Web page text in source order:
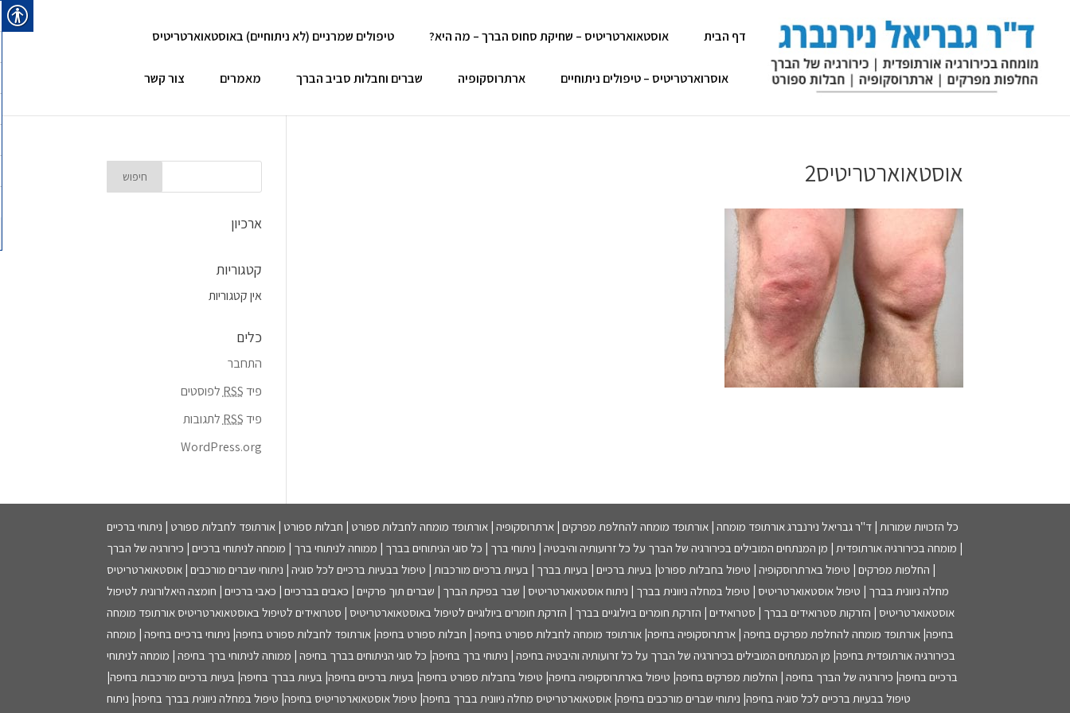
דף הבית אוסטאוארטריטיס – שחיקת סחוס הברך – מה היא? טיפולים שמרניים (לא ניתוחיים) באוסטאוארטריטיס
אוסרוארטריטיס – טיפולים ניתוחיים ארתרוסקופיה שברים וחבלות סביב הברך מאמרים צור קשר
אוסטאוארטריטיס2
ארכיון
קטגוריות
אין קטגוריות
כלים
התחבר
פידRSS לפוסטים
פידRSS לתגובות
WordPress.org
כל הזכויות שמורות | ד"ר גבריאל נירנברג אורתופד מומחה | אורתופד מומחה להחלפת מפרקים | ארתרוסקופיה | אורתופד מומחה לחבלות ספורט | חבלות ספורט | אורתופד לחבלות ספורט | ניתוחי ברכיים
| מומחה בכירורגיה אורתופדית | מן המנתחים המובילים בכירורגיה של הברך על כל זרועותיה והיבטיה | ניתוחי ברך | כל סוגי הניתוחים בברך | ממוחה לניתוחי ברך | מומחה לניתוחי ברכיים | כירורגיה של הברך
| החלפות מפרקים | טיפול בארתרוסקופיה | טיפול בחבלות ספורט| בעיות ברכיים | בעיות בברך | בעיות ברכיים מורכבות | טיפול בבעיות ברכיים לכל סוגיה | ניתוחי שברים מורכבים | אוסטאוארטריטיס
מחלה ניוונית בברך | טיפול אוסטאוארטריטיס | טיפול במחלה ניוונית בברך | ניתוח אוסטאוארטריטיס | שבר בפיקת הברך | שברים תוך פרקיים | כאבים בברכיים | כאבי ברכיים | חומצה היאלורונית לטיפול
אוסטאוארטריטיס | הזרקות סטרואידים בברך | סטרואידים | הזרקת חומרים ביולוגיים בברך | הזרקת חומרים ביולוגיים לטיפול באוסטאוארטריטיס | סטרואידים לטיפול באוסטאוארטריטיס אורתופד מומחה
בחיפה| אורתופד מומחה להחלפת מפרקים בחיפה | ארתרוסקופיה בחיפה| אורתופד מומחה לחבלות ספורט בחיפה | חבלות ספורט בחיפה| אורתופד לחבלות ספורט בחיפה| ניתוחי ברכיים בחיפה | מומחה
בכירורגיה אורתופדית בחיפה| מן המנתחים המובילים בכירורגיה של הברך על כל זרועותיה והיבטיה בחיפה | ניתוחי ברך בחיפה| כל סוגי הניתוחים בברך בחיפה | ממוחה לניתוחי ברך בחיפה | מומחה לניתוחי
ברכיים בחיפה| כירורגיה של הברך בחיפה | החלפות מפרקים בחיפה| טיפול בארתרוסקופיה בחיפה| טיפול בחבלות ספורט בחיפה| בעיות ברכיים בחיפה| בעיות בברך בחיפה| בעיות ברכיים מורכבות בחיפה|
טיפול בבעיות ברכיים לכל סוגיה בחיפה| ניתוחי שברים מורכבים בחיפה| אוסטאוארטריטיס מחלה ניוונית בברך בחיפה| טיפול אוסטאוארטריטיס בחיפה| טיפול במחלה ניוונית בברך בחיפה| ניתוח